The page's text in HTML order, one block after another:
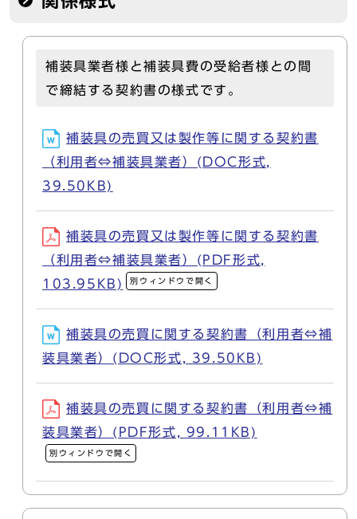
補装具業者様と補装具費の受給者様との間
で締結する契約書の様式です。
補装具の売買又は製作等に関する契約書
（利用者⇔補装具業者）(DOC形式,
39.50KB)
補装具の売買又は製作等に関する契約書
（利用者⇔補装具業者）(PDF形式,
103.95KB)
別ウィンドウで開く
補装具の売買に関する契約書（利用者⇔補
装具業者）(DOC形式, 39.50KB)
補装具の売買に関する契約書（利用者⇔補
装具業者）(PDF形式, 99.11KB)
別ウィンドウで開く